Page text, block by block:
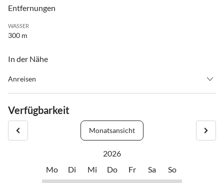
Entfernungen
WASSER
300 m
In der Nähe
Anreisen
bis 20.00 Uhr besetzt. Sollten Sie später anreisen, hinterlegen wir
Ihren Schlüssel in einem Schlüsselsafe.
Verfügbarkeit
Monatsansicht
2026
Mo
Di Mi Do Fr Sa So